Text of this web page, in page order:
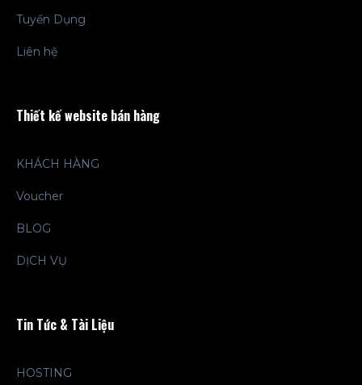
Tuyển Dụng
Liên hệ
Thiết kế website bán hàng
KHÁCH HÀNG
Voucher
BLOG
DỊCH VỤ
Tin Tức & Tài Liệu
HOSTING